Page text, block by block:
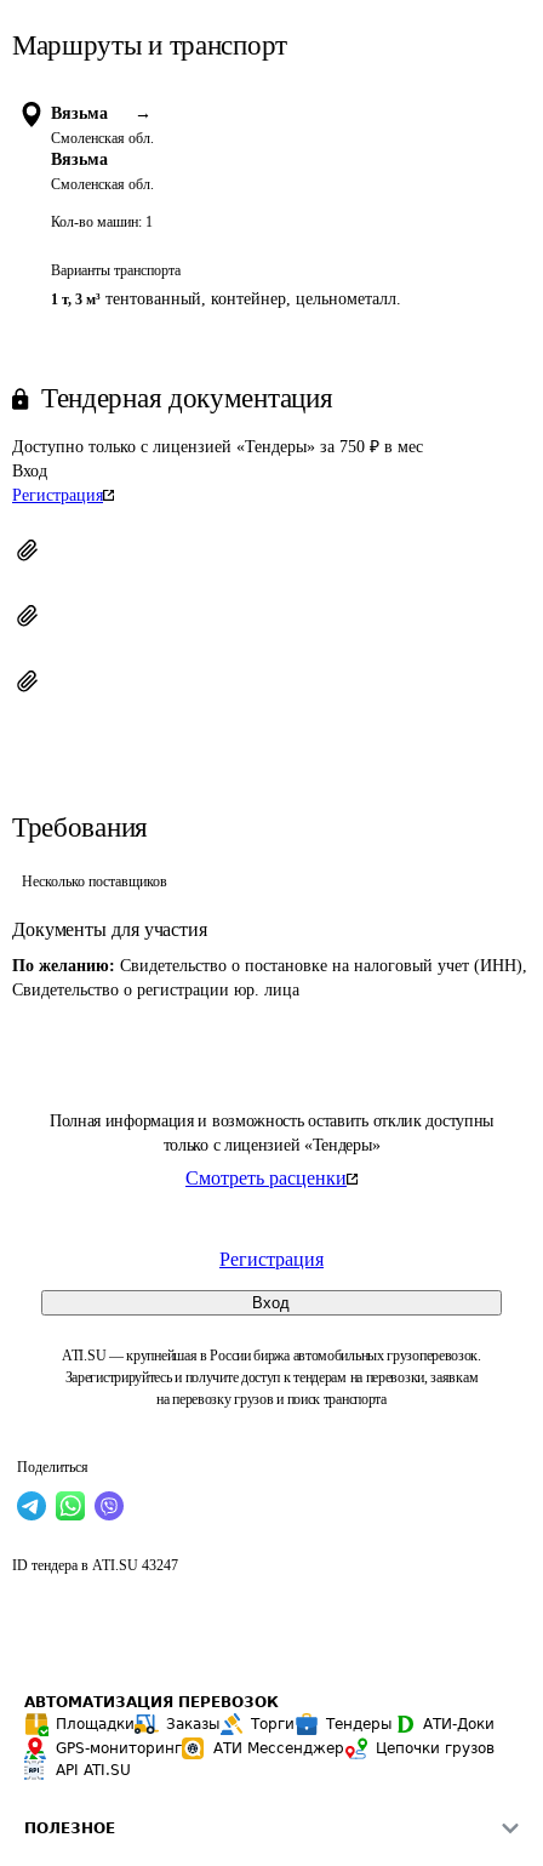
Полная информация и возможность оставить отклик доступны
только с лицензией «Тендеры»
Смотреть расценки
Регистрация
Вход
ATI.SU — крупнейшая в России биржа автомобильных грузоперевозок.
Зарегистрируйтесь и получите доступ к тендерам на перевозки, заявкам
на перевозку грузов и поиск транспорта
Поделиться
Маршруты и транспорт
Вязьма →
Смоленская обл.
Вязьма
Смоленская обл.
Кол-во машин: 1
Варианты транспорта
1 т, 3 м³ тентованный, контейнер, цельнометалл.
Тендерная документация
Доступно только с лицензией «Тендеры» за 750 ₽ в мес
Вход
Регистрация
Требования
Несколько поставщиков
Документы для участия
По желанию: Свидетельство о постановке на налоговый учет (ИНН),
Свидетельство о регистрации юр. лица
ID тендера в ATI.SU 43247
АВТОМАТИЗАЦИЯ ПЕРЕВОЗОК
Площадки
Заказы Торги Тендеры
АТИ-Доки
GPS-мониторинг
АТИ Мессенджер
Цепочки грузов
API ATI.SU
ПОЛЕЗНОЕ